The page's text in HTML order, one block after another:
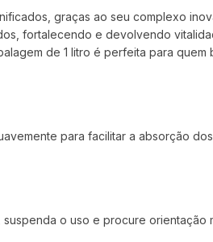
graças ao seu complexo
fortalecendo e devolvendo
de 1 litro é perfeita para quem
para facilitar a absorção
o uso e procure orientação